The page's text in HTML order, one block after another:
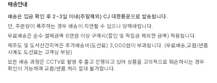
배송안내
배송은 입금 확인 후 2~3일 이내(주말제외) CJ 대한통운으로 발송됩니다.
단, 주문량이 폭주하는 경우 배송이 지연될 수 있으니 양해바랍니다.
무료배송은 순수 결제금액 6만원 이상 구매시(할인 및 적립금 제외한 금액) 적용됩니다.
제주도 및 도서산간지역은 추가배송비(도선료) 3,000원이 부과됩니다. (무료배송,교환/반품
시에도 도선료는 고객님 부담)
모든 배송 과정은 CCTV로 촬영 후 출고 진행되고 있어 상품을 고의적으로 훼손하시는 경우
확인이 가능하며 교환/반품 처리 절대 불가합니다.